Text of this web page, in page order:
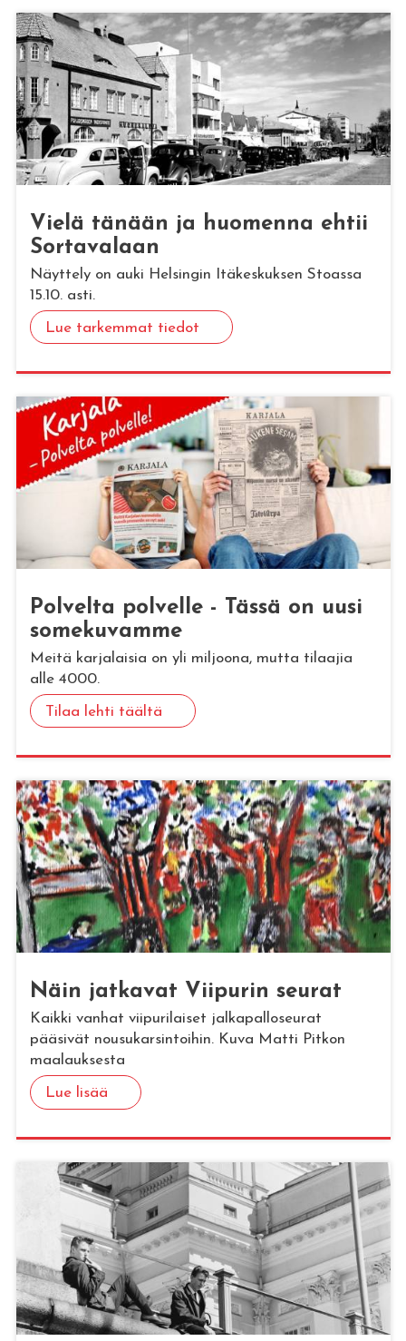
Vielä tä­nään ja huo­men­na ehtii
Sor­ta­va­laan
Näyttely on auki Helsingin Itäkeskuksen Stoassa
15.10. asti.
Lue tarkemmat tiedot
Pol­vel­ta pol­vel­le - Tässä on uusi
so­me­ku­vam­me
Meitä karjalaisia on yli miljoona, mutta tilaajia
alle 4000.
Tilaa lehti täältä
Näin jat­ka­vat Vii­pu­rin seu­rat
Kaikki vanhat viipurilaiset jalkapalloseurat
pääsivät nousukarsintoihin. Kuva Matti Pitkon
maalauksesta
Lue lisää